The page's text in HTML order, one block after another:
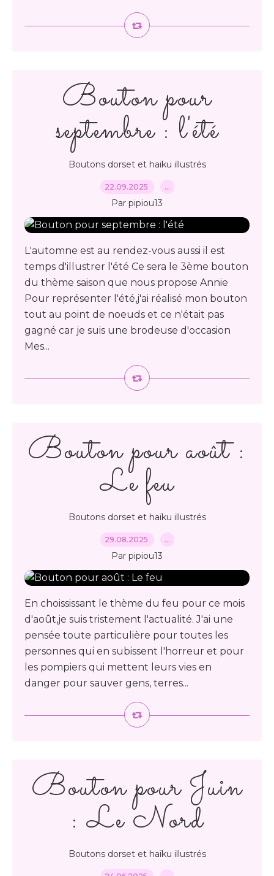
Bouton pour
septembre : l'été
Boutons dorset et haïku illustrés
22.09.2025 …
Par pipiou13
L'automne est au rendez-vous aussi il est
temps d'illustrer l'été Ce sera le 3ème bouton
du thème saison que nous propose Annie
Pour représenter l'été,j'ai réalisé mon bouton
tout au point de noeuds et ce n'était pas
gagné car je suis une brodeuse d'occasion
Mes...
Bouton pour août :
Le feu
Boutons dorset et haïku illustrés
29.08.2025 …
Par pipiou13
En choississant le thème du feu pour ce mois
d'août,je suis tristement l'actualité. J'ai une
pensée toute particulière pour toutes les
personnes qui en subissent l'horreur et pour
les pompiers qui mettent leurs vies en
danger pour sauver gens, terres...
Bouton pour Juin
: Le Nord
Boutons dorset et haïku illustrés